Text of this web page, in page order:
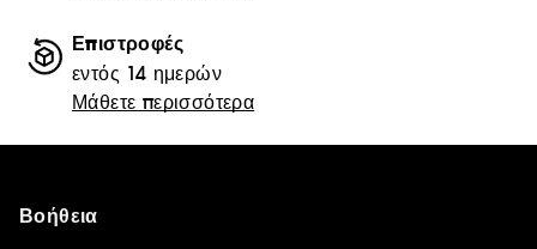
Επιστροφές
εντός 14 ημερών
Μάθετε περισσότερα
Βοήθεια